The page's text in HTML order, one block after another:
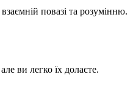
повазі та розумінню.
ви легко їх долаєте.